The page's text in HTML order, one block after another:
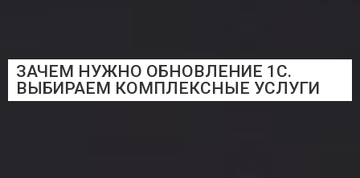
ЗАЧЕМ НУЖНО ОБНОВЛЕНИЕ 1С.
ВЫБИРАЕМ КОМПЛЕКСНЫЕ УСЛУГИ